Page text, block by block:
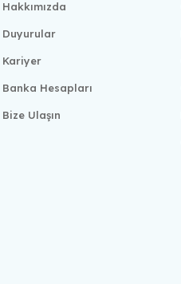
Hakkımızda
Duyurular
Kariyer
Banka Hesapları
Bize Ulaşın